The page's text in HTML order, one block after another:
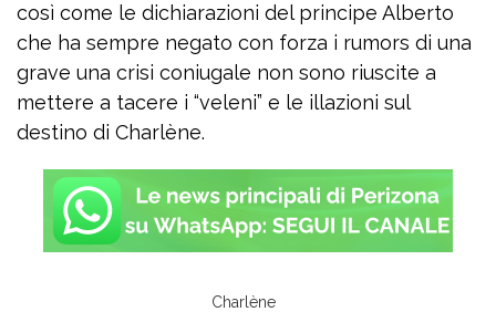
così come le dichiarazioni del principe Alberto
che ha sempre negato con forza i rumors di una
grave una crisi coniugale non sono riuscite a
mettere a tacere i “veleni” e le illazioni sul
destino di Charlène.
Charlène